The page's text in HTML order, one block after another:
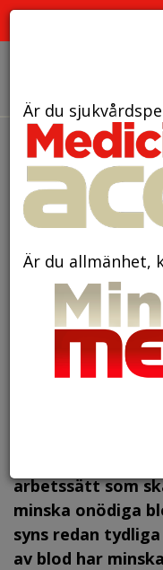
den 8 juli 2026
Nytt
minskar
arbetssätt som
minska onödiga
syns redan
av blod har
Är du
Är du allmänhet,